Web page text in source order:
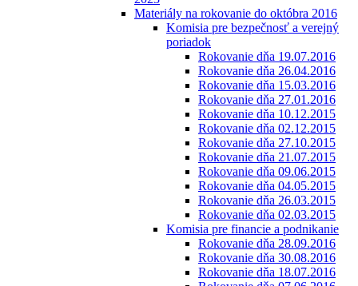
Materiály na rokovanie do októbra 2016
Komisia pre bezpečnosť a verejný
poriadok
Rokovanie dňa 19.07.2016
Rokovanie dňa 26.04.2016
Rokovanie dňa 15.03.2016
Rokovanie dňa 27.01.2016
Rokovanie dňa 10.12.2015
Rokovanie dňa 02.12.2015
Rokovanie dňa 27.10.2015
Rokovanie dňa 21.07.2015
Rokovanie dňa 09.06.2015
Rokovanie dňa 04.05.2015
Rokovanie dňa 26.03.2015
Rokovanie dňa 02.03.2015
Komisia pre financie a podnikanie
Rokovanie dňa 28.09.2016
Rokovanie dňa 30.08.2016
Rokovanie dňa 18.07.2016